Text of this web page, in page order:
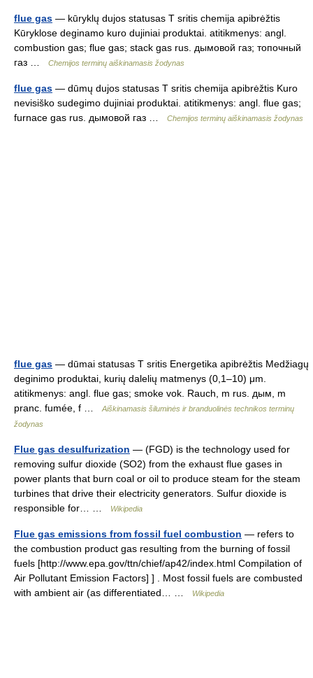
flue gas — kūryklų dujos statusas T sritis chemija apibrėžtis
Kūryklose deginamo kuro dujiniai produktai. atitikmenys: angl.
combustion gas; flue gas; stack gas rus. дымовой газ; топочный
газ …
Chemijos terminų aiškinamasis žodynas
flue gas — dūmų dujos statusas T sritis chemija apibrėžtis Kuro
nevisiško sudegimo dujiniai produktai. atitikmenys: angl. flue gas;
furnace gas rus. дымовой газ …
Chemijos terminų aiškinamasis žodynas
flue gas — dūmai statusas T sritis Energetika apibrėžtis Medžiagų
deginimo produktai, kurių dalelių matmenys (0,1–10) μm.
atitikmenys: angl. flue gas; smoke vok. Rauch, m rus. дым, m
pranc. fumée, f …
Aiškinamasis šiluminės ir branduolinės technikos terminų
žodynas
Flue gas desulfurization — (FGD) is the technology used for
removing sulfur dioxide (SO2) from the exhaust flue gases in
power plants that burn coal or oil to produce steam for the steam
turbines that drive their electricity generators. Sulfur dioxide is
responsible for… …
Wikipedia
Flue gas emissions from fossil fuel combustion — refers to
the combustion product gas resulting from the burning of fossil
fuels [http://www.epa.gov/ttn/chief/ap42/index.html Compilation of
Air Pollutant Emission Factors] ] . Most fossil fuels are combusted
with ambient air (as differentiated… …
Wikipedia